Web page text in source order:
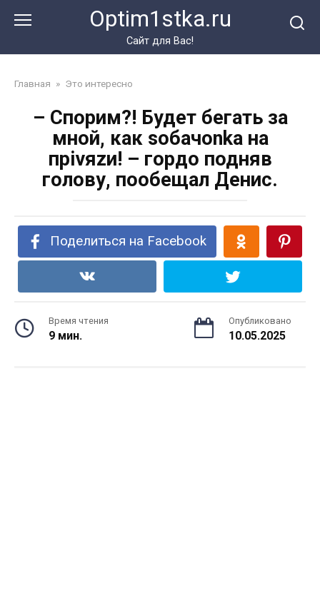
Optim1stka.ru
Сайт для Вас!
Главная » Это интересно
– Спорим?! Будет бегать за
мной, как sобачоnkа на
прivяzи! – гордо подняв
голову, пообещал Денис.
Поделиться на Facebook
Время чтения
9 мин.
Опубликовано
10.05.2025